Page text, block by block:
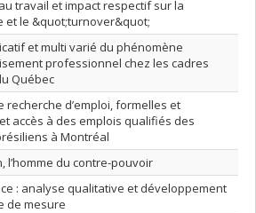
travail et impact respectif sur la
et le &quot;turnover&quot;
et multi varié du phénomène
professionnel chez les cadres
Québec
recherche d’emploi, formelles et
accès à des emplois qualifiés des
à Montréal
l’homme du contre-pouvoir
: analyse qualitative et développement
de mesure